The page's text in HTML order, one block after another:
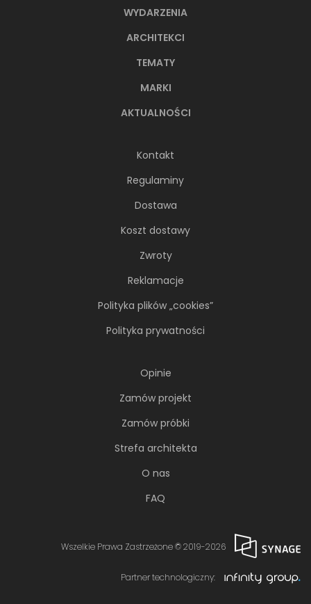
WYDARZENIA
ARCHITEKCI
TEMATY
MARKI
AKTUALNOŚCI
Kontakt
Regulaminy
Dostawa
Koszt dostawy
Zwroty
Reklamacje
Polityka plików „cookies”
Polityka prywatności
Opinie
Zamów projekt
Zamów próbki
Strefa architekta
O nas
FAQ
Wszelkie Prawa Zastrzeżone © 2019-2026
Partner technologiczny: